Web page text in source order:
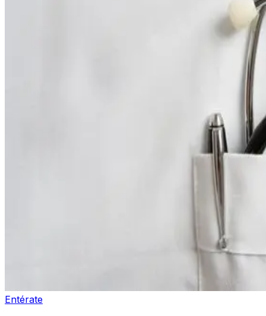
Entérate